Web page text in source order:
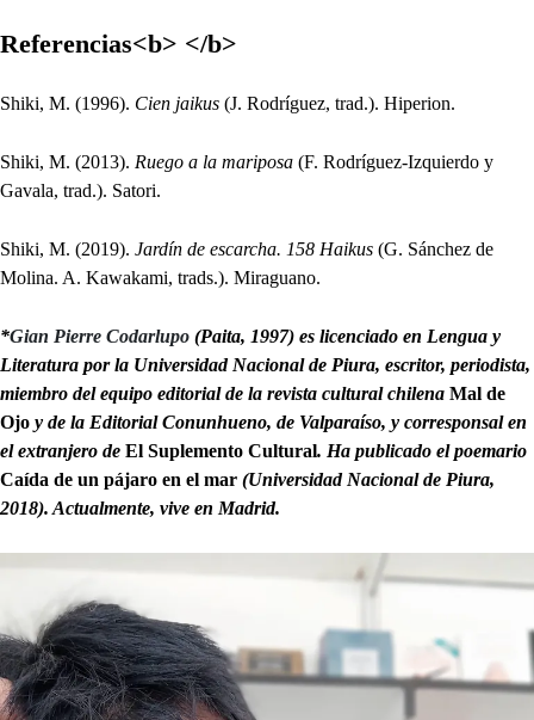
Referencias<b> </b>
Shiki, M. (1996). Cien jaikus (J. Rodríguez, trad.). Hiperion.
Shiki, M. (2013). Ruego a la mariposa (F. Rodríguez-Izquierdo y
Gavala, trad.). Satori.
Shiki, M. (2019). Jardín de escarcha. 158 Haikus (G. Sánchez de
Molina. A. Kawakami, trads.). Miraguano.
*Gian Pierre Codarlupo (Paita, 1997) es licenciado en Lengua y
Literatura por la Universidad Nacional de Piura, escritor, periodista,
miembro del equipo editorial de la revista cultural chilena Mal de
Ojo y de la Editorial Conunhueno, de Valparaíso, y corresponsal en
el extranjero de El Suplemento Cultural. Ha publicado el poemario
Caída de un pájaro en el mar (Universidad Nacional de Piura,
2018). Actualmente, vive en Madrid.